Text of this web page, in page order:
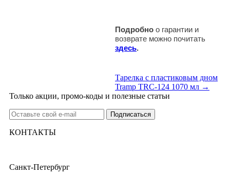
Подробно о гарантии и
возврате можно почитать
здесь.
Тарелка с пластиковым дном
Tramp TRC-124 1070 мл →
Только акции, промо-коды и полезные статьи
КОНТАКТЫ
Санкт-Петербург